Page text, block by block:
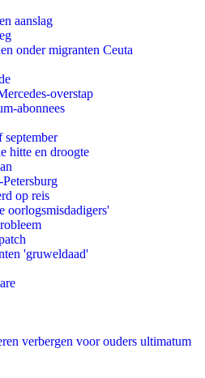
aanslag
onder migranten Ceuta
overstap
abonnees
hitte en droogte
op reis
oorlogsmisdadigers'
'gruweldaad'
verbergen voor ouders ultimatum